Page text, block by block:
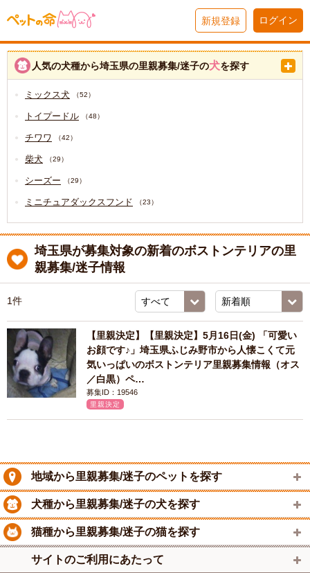
新規登録 ログイン
人気の犬種から埼玉県の里親募集/迷子の犬を探す
ミックス犬 （52）
トイプードル （48）
チワワ （42）
柴犬 （29）
シーズー （29）
ミニチュアダックスフンド （23）
埼玉県が募集対象の新着のボストンテリアの里
親募集/迷子情報
1件
【里親決定】【里親決定】5月16日(金) 「可愛い
お顔です♪」埼玉県ふじみ野市から人懐こくて元
気いっぱいのボストンテリア里親募集情報（オス
／白黒）ペ…
募集ID：19546
里親決定
地域から里親募集/迷子のペットを探す
犬種から里親募集/迷子の犬を探す
猫種から里親募集/迷子の猫を探す
サイトのご利用にあたって